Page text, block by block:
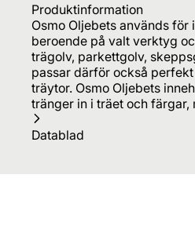
Produktinformation
Osmo Oljebets används
beroende på valt verktyg
trägolv, parkettgolv,
passar därför också
träytor. Osmo Oljebets
tränger in i träet och
Datablad